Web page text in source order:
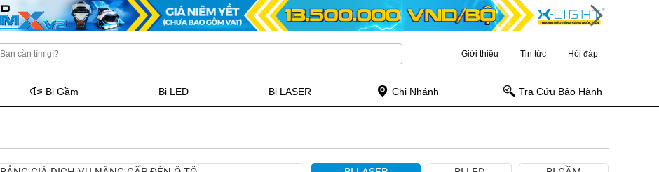
Giới thiệu Tin tức Hỏi đáp
Bi Gầm Bi LED Bi LASER Chi Nhánh Tra Cứu Bảo Hành